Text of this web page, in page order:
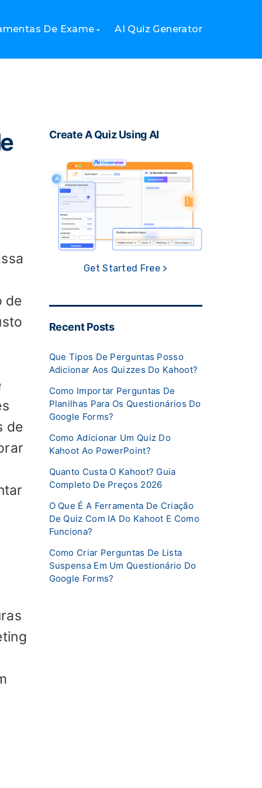
De Exame AI Quiz Generator
de
de
Create A Quiz Using AI
Get Started Free >
Recent Posts
Que Tipos De Perguntas Posso
Adicionar Aos Quizzes Do Kahoot?
Como Importar Perguntas De
Planilhas Para Os Questionários Do
Google Forms?
Como Adicionar Um Quiz Do
Kahoot Ao PowerPoint?
Quanto Custa O Kahoot? Guia
Completo De Preços 2026
O Que É A Ferramenta De Criação
De Quiz Com IA Do Kahoot E Como
Funciona?
Como Criar Perguntas De Lista
Suspensa Em Um Questionário Do
Google Forms?